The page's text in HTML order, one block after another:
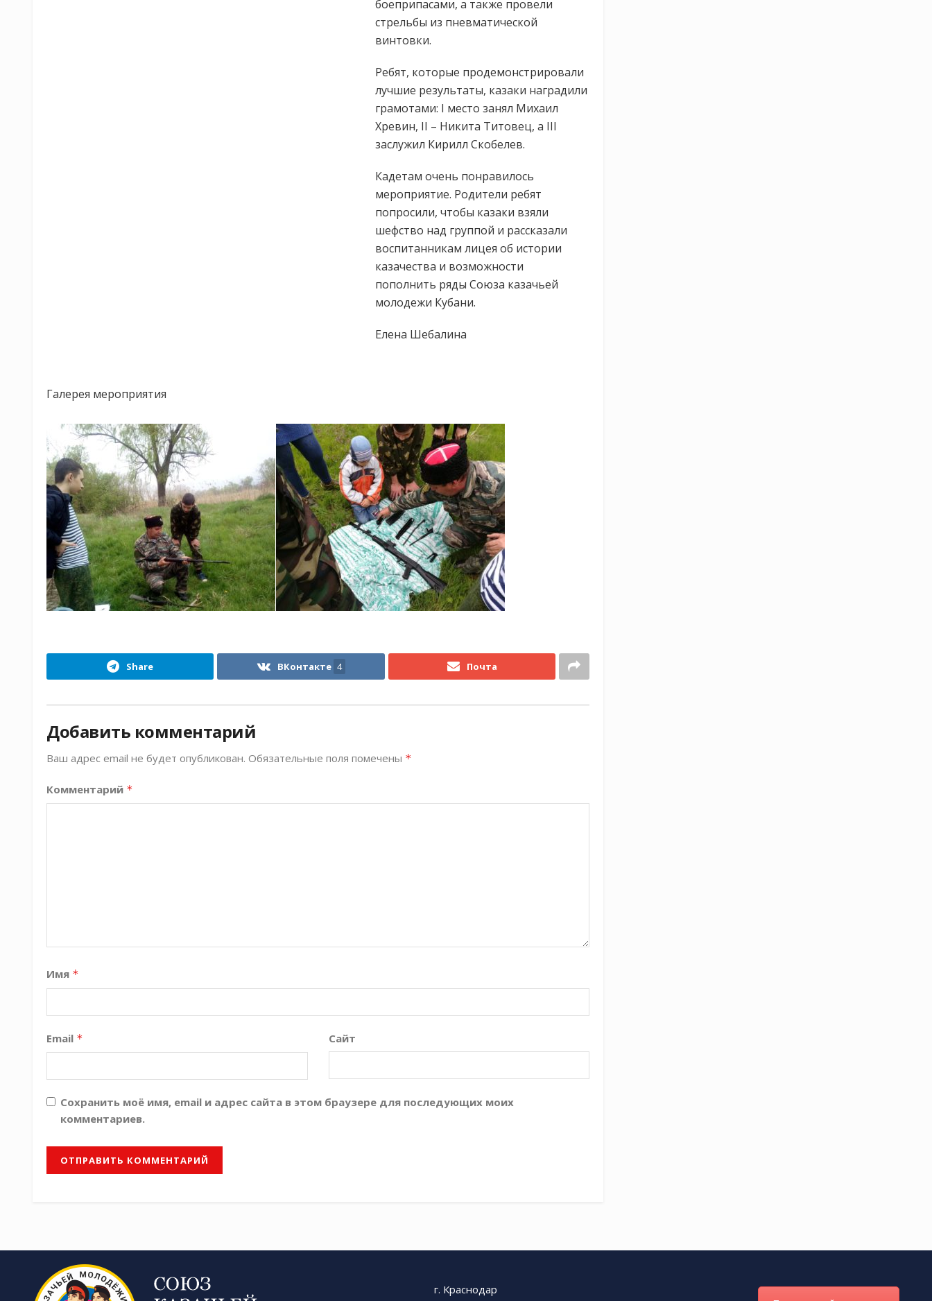
боеприпасами, а также провели
стрельбы из пневматической
винтовки.
Ребят, которые продемонстрировали
лучшие результаты, казаки наградили
грамотами: I место занял Михаил
Хревин, II – Никита Титовец, а III
заслужил Кирилл Скобелев.
Кадетам очень понравилось
мероприятие. Родители ребят
попросили, чтобы казаки взяли
шефство над группой и рассказали
воспитанникам лицея об истории
казачества и возможности
пополнить ряды Союза казачьей
молодежи Кубани.
Елена Шебалина
Галерея мероприятия
Share ВКонтакте 4 Почта
Добавить комментарий
Ваш адрес email не будет опубликован. Обязательные поля помечены *
Комментарий *
Имя *
Email * Сайт
Сохранить моё имя, email и адрес сайта в этом браузере для последующих моих
комментариев.
г. Краснодар